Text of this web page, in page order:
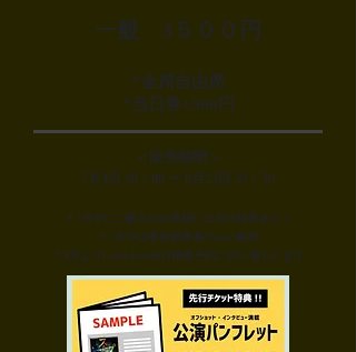
一般 3５００円
*全席自由席
*当日券+500円
＜販売期間＞
7月3日 10：00 〜 8月22日 23：59
​＊7月中にご購入のお客様には先行特典あり！
＊7月中は事前精算券のみの販売
＊8月よりCoRichが当日精算予約に切り替わります